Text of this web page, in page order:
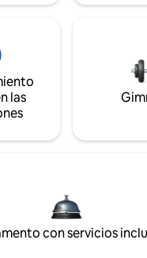
las
con servicios